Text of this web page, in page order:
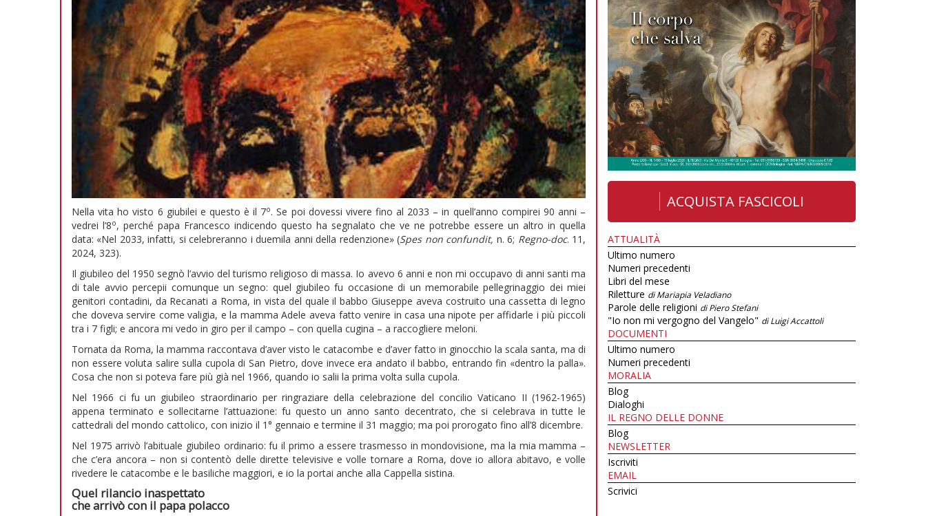
Nella vita ho visto 6 giubilei e questo è il 7o. Se poi dovessi vivere fino al 2033 – in quell’anno compirei 90 anni –
vedrei l’8o, perché papa Francesco indicendo questo ha segnalato che ve ne potrebbe essere un altro in quella
data: «Nel 2033, infatti, si celebreranno i duemila anni della redenzione» (Spes non confundit, n. 6; Regno-doc. 11,
2024, 323).
Il giubileo del 1950 segnò l’avvio del turismo religioso di massa. Io avevo 6 anni e non mi occupavo di anni santi ma
di tale avvio percepii comunque un segno: quel giubileo fu occasione di un memorabile pellegrinaggio dei miei
genitori contadini, da Recanati a Roma, in vista del quale il babbo Giuseppe aveva costruito una cassetta di legno
che doveva servire come valigia, e la mamma Adele aveva fatto venire in casa una nipote per affidarle i più piccoli
tra i 7 figli; e ancora mi vedo in giro per il campo – con quella cugina – a raccogliere meloni.
Tornata da Roma, la mamma raccontava d’aver visto le catacombe e d’aver fatto in ginocchio la scala santa, ma di
non essere voluta salire sulla cupola di San Pietro, dove invece era andato il babbo, entrando fin «dentro la palla».
Cosa che non si poteva fare più già nel 1966, quando io salii la prima volta sulla cupola.
Nel 1966 ci fu un giubileo straordinario per ringraziare della celebrazione del concilio Vaticano II (1962-1965)
appena terminato e sollecitarne l’attuazione: fu questo un anno santo decentrato, che si celebrava in tutte le
cattedrali del mondo cattolico, con inizio il 1° gennaio e termine il 31 maggio; ma poi prorogato fino all’8 dicembre.
Nel 1975 arrivò l’abituale giubileo ordinario: fu il primo a essere trasmesso in mondovisione, ma la mia mamma –
che c’era ancora – non si contentò delle dirette televisive e volle tornare a Roma, dove io allora abitavo, e volle
rivedere le catacombe e le basiliche maggiori, e io la portai anche alla Cappella sistina.
Quel rilancio inaspettato
che arrivò con il papa polacco
ACQUISTA FASCICOLI
ATTUALITÀ
Ultimo numero
Numeri precedenti
Libri del mese
Riletture di Mariapia Veladiano
Parole delle religioni di Piero Stefani
"Io non mi vergogno del Vangelo" di Luigi Accattoli
DOCUMENTI
Ultimo numero
Numeri precedenti
MORALIA
Blog
Dialoghi
IL REGNO DELLE DONNE
Blog
NEWSLETTER
Iscriviti
EMAIL
Scrivici